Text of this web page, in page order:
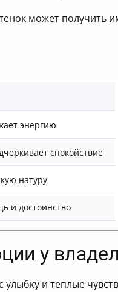
может получить
энергию
спокойствие
натуру
и достоинство
у
и теплые